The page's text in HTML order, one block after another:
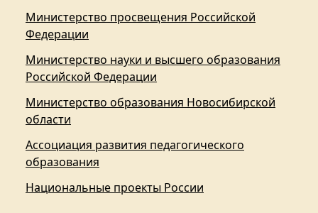
Министерство просвещения Российской
Федерации
Министерство науки и высшего образования
Российской Федерации
Министерство образования Новосибирской
области
Ассоциация развития педагогического
образования
Национальные проекты России